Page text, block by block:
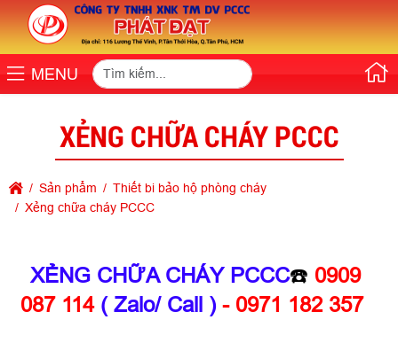
MENU
XẺNG CHỮA CHÁY PCCC
Sản phẩm
Thiết bi bảo hộ phòng cháy
Xẻng chữa cháy PCCC
XẺNG CHỮA CHÁY PCCC☎️ 0909
087 114( Zalo/ Call )- 0971 182 357